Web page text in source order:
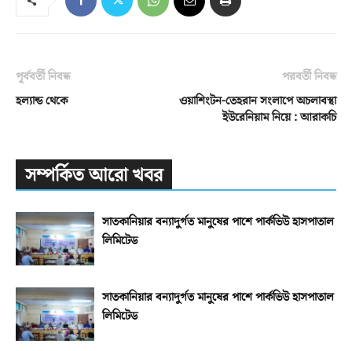
পূর্ববর্তী নিবন্ধ
হল্যান্ড থেকে
পরবর্তী নিবন্ধ
ওয়াশিংটন-তেহরান সংলাপে অচলাবস্থা
ইউরেনিয়াম নিয়ে : আরাকচি
সম্পর্কিত আরো খবর
সাতকানিয়ার বন্যাদুর্গত মানুষের পাশে পার্কভিউ হাসপাতাল
লিমিটেড
সাতকানিয়ার বন্যাদুর্গত মানুষের পাশে পার্কভিউ হাসপাতাল
লিমিটেড